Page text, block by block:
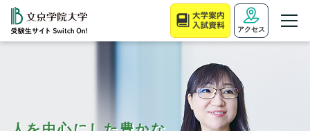
アクセス